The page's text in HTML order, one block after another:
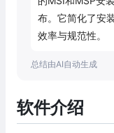
布。它简化了安
效率与规范性。
软件介绍